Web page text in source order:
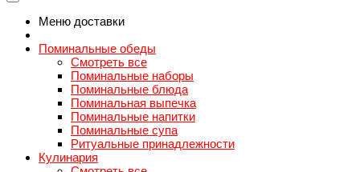
Меню доставки
Поминальные обеды
Смотреть все
Поминальные наборы
Поминальные блюда
Поминальная выпечка
Поминальные напитки
Поминальные супа
Ритуальные принадлежности
Кулинария